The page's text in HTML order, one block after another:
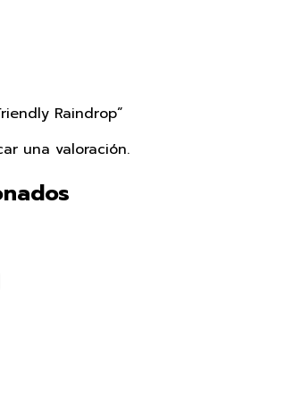
Raindrop”
una valoración.